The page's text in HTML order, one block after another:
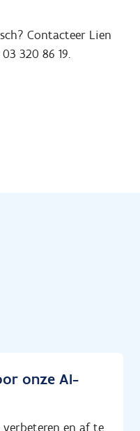
Contacteer Lien
320 86 19.
onze AI-
en af te